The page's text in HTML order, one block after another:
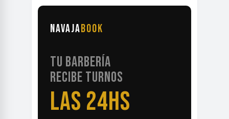
NAVAJABOOK
TU BARBERÍA
RECIBE TURNOS
LAS 24HS